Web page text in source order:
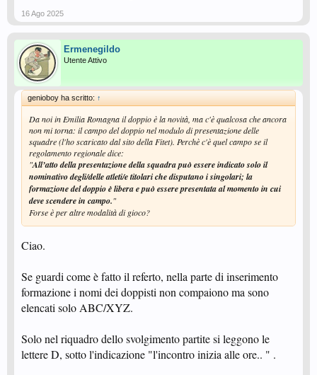
16 Ago 2025
Ermenegildo
Utente Attivo
genioboy ha scritto: ↑
Da noi in Emilia Romagna il doppio è la novità, ma c'è qualcosa che ancora
non mi torna: il campo del doppio nel modulo di presentazione delle
squadre (l'ho scaricato dal sito della Fitet). Perchè c'è quel campo se il
regolamento regionale dice:
"All’atto della presentazione della squadra può essere indicato solo il
nominativo degli/delle atleti/e titolari che disputano i singolari; la
formazione del doppio è libera e può essere presentata al momento in cui
deve scendere in campo."
Forse è per altre modalità di gioco?
Ciao.
Se guardi come è fatto il referto, nella parte di inserimento
formazione i nomi dei doppisti non compaiono ma sono
elencati solo ABC/XYZ.
Solo nel riquadro dello svolgimento partite si leggono le
lettere D, sotto l'indicazione "l'incontro inizia alle ore.. " .